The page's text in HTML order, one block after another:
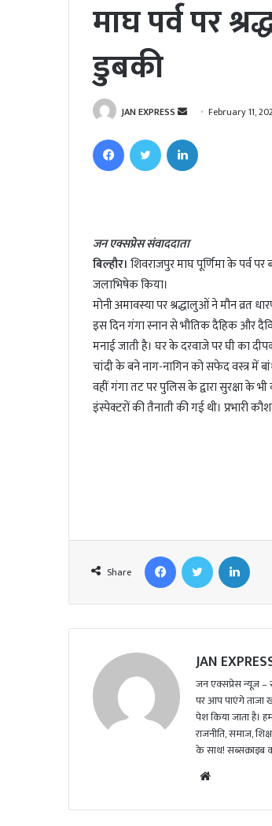
माघ पर्व पर
डुबकी
JAN EXPRESS
d
m
a
l
February 11,
जन एक्सप्रेस संवाददाता
बिल्हौर। शिवराजपुर माघ पूर्णिमा के पर्व
जलाभिषेक किया।
मोनी अमावस्या पर श्रद्धालुओं ने मौन व्रत
इस दिन गंगा स्नान से भौतिक दैहिक और
मनाई जाती है। घर के दरवाजे पर घी का
चांदी के बने नाग-नागिन को सफेद वस्त्र में
वहीं गंगा तट पर पुलिस के द्वारा सुरक्षा के
इंस्पेक्टरों की तैनाती की गई थी। प्रभारी
Share
JAN
जन एक्सप्रेस न्यूज़ –
पर आप पाएंगे ताजा
पेश किया जाता है।
राजनीति, समाज,
के साथ! सब्सक्राइब
te